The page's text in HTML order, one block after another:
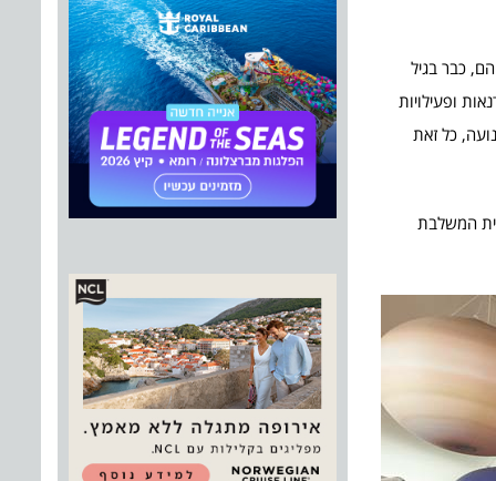
כבר בגיל
סדנאות ופעילויות
כל זאת
קייטנה מדעית המשלבת